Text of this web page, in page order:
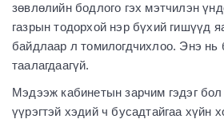
зөвлөлийн бодлого гэх мэтчилэн
газрын тодорхой нэр бүхий гишүүд
байдлаар л томилогдчихлоо. Энэ нь
таалагдаагүй.
Мэдээж кабинетын зарчим гэдэг бол
үүрэгтэй хэдий ч бусадтайгаа хүйн